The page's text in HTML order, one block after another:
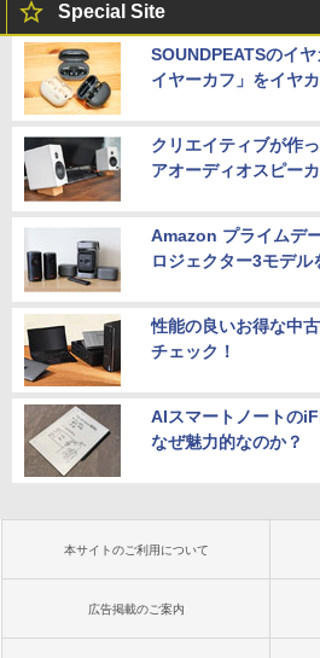
Special Site
SOUNDPEATSのイ
イヤーカフ」をイヤ
クリエイティブが作
アオーディオスピー
Amazon プライムデ
ロジェクター3モデル
性能の良いお得な中
チェック！
AIスマートノートの
なぜ魅力的なのか？
本サイトのご利用について
広告掲載のご案内